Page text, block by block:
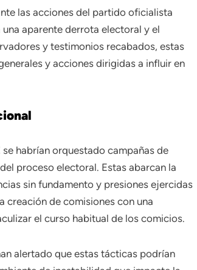
las acciones del partido oficialista
aparente derrota electoral y el
y testimonios recabados, estas
y acciones dirigidas a influir en
se habrían orquestado campañas de
proceso electoral. Estas abarcan la
sin fundamento y presiones ejercidas
creación de comisiones con una
el curso habitual de los comicios.
alertado que estas tácticas podrían